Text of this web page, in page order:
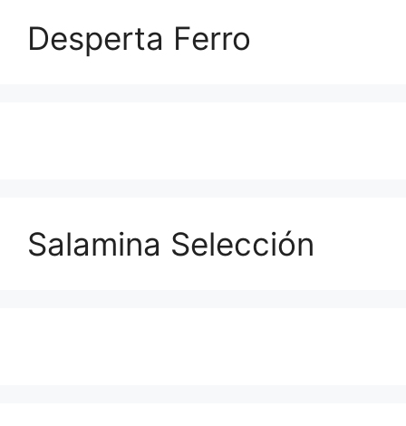
Desperta Ferro
Salamina Selección